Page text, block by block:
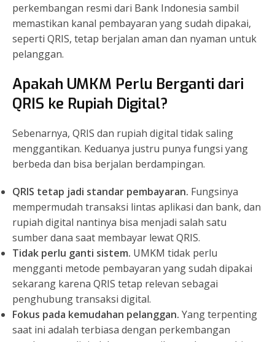
perkembangan resmi dari Bank Indonesia sambil
memastikan kanal pembayaran yang sudah dipakai,
seperti QRIS, tetap berjalan aman dan nyaman untuk
pelanggan.
Apakah UMKM Perlu Berganti dari
QRIS ke Rupiah Digital?
Sebenarnya, QRIS dan rupiah digital tidak saling
menggantikan. Keduanya justru punya fungsi yang
berbeda dan bisa berjalan berdampingan.
QRIS tetap jadi standar pembayaran. Fungsinya
mempermudah transaksi lintas aplikasi dan bank, dan
rupiah digital nantinya bisa menjadi salah satu
sumber dana saat membayar lewat QRIS.
Tidak perlu ganti sistem. UMKM tidak perlu
mengganti metode pembayaran yang sudah dipakai
sekarang karena QRIS tetap relevan sebagai
penghubung transaksi digital.
Fokus pada kemudahan pelanggan. Yang terpenting
saat ini adalah terbiasa dengan perkembangan